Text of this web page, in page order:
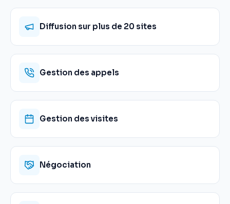
Diffusion sur plus de 20 sites
Gestion des appels
Gestion des visites
Négociation